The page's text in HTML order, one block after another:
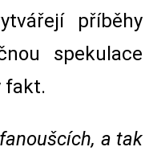
příběhy
spekulace
fakt.
a tak